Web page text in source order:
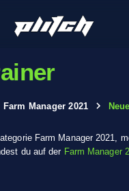
Farm Manager 2021
Farm Manager 2021,
du auf der Farm Manager